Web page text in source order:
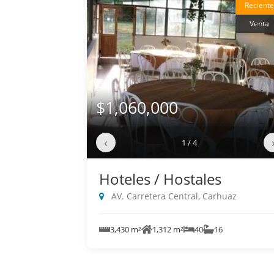
Reciente
Venta
$1,060,000
‹ 1 / 4
Hoteles / Hostales
AV. Carretera Central, Carhuaz
3,430 m² 1,312 m² 40 16